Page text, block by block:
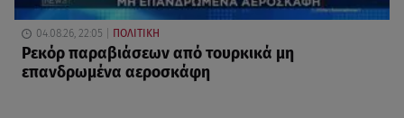
04.08.26, 22:05 ΠΟΛΙΤΙΚΗ
Ρεκόρ παραβιάσεων από τουρκικά μη
επανδρωμένα αεροσκάφη